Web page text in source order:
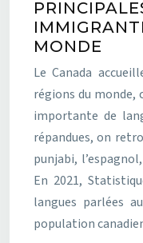
MONDE
Le Canada
régions du monde,
importante de
répandues, on
punjabi,
En 2021,
langues parlées
population